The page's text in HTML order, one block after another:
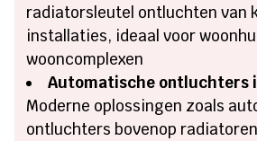
radiatorsleutel ontluchten van
installaties, ideaal voor
wooncomplexen
Automatische ontluchters
Moderne oplossingen zoals
ontluchters bovenop